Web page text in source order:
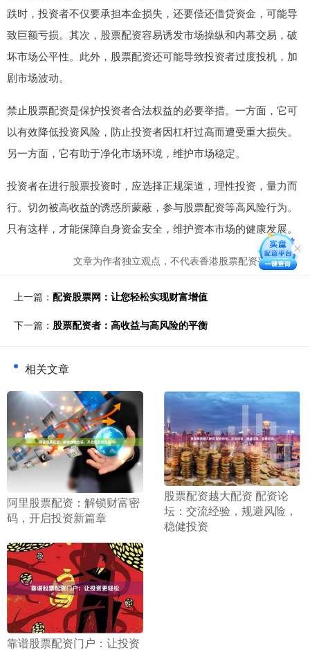
跌时，投资者不仅要承担本金损失，还要偿还借贷资金，可能导
致巨额亏损。其次，股票配资容易诱发市场操纵和内幕交易，破
坏市场公平性。此外，股票配资还可能导致投资者过度投机，加
剧市场波动。
禁止股票配资是保护投资者合法权益的必要举措。一方面，它可
以有效降低投资风险，防止投资者因杠杆过高而遭受重大损失。
另一方面，它有助于净化市场环境，维护市场稳定。
投资者在进行股票投资时，应选择正规渠道，理性投资，量力而
行。切勿被高收益的诱惑所蒙蔽，参与股票配资等高风险行为。
只有这样，才能保障自身资金安全，维护资本市场的健康发展。
文章为作者独立观点，不代表香港股票配资平台观点
上一篇： 配资股票网：让您轻松实现财富增值
下一篇： 股票配资者：高收益与高风险的平衡
相关文章
​阿里股票配资：解锁财富密
码，开启投资新篇章
​股票配资越大配资 配资论
坛：交流经验，规避风险，
稳健投资
​靠谱股票配资门户：让投资